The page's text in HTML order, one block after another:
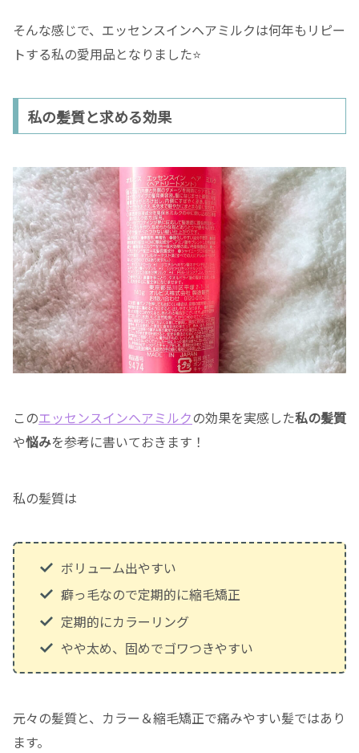
そんな感じで、エッセンスインヘアミルクは何年もリピー
トする私の愛用品となりました⭐️
私の髪質と求める効果
このエッセンスインヘアミルクの効果を実感した私の髪質
や悩みを参考に書いておきます！
私の髪質は
ボリューム出やすい
癖っ毛なので定期的に縮毛矯正
定期的にカラーリング
やや太め、固めでゴワつきやすい
元々の髪質と、カラー＆縮毛矯正で痛みやすい髪ではあり
ます。